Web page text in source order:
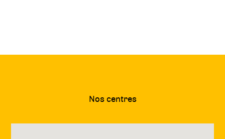
Nos centres